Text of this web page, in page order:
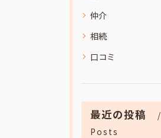
仲介
相続
口コミ
最近の投稿
Posts